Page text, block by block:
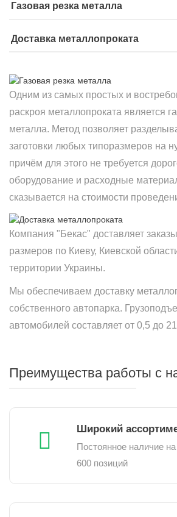
Газовая резка металла
Доставка металлопроката
Одним из самых простых и
раскроя металлопроката является
металла. Метод позволяет
заготовки любых типоразмеров на
причём для этого не требуется
оборудование и расходные
сказывается на стоимости
Компания "Бекас" доставляет
размеров по Киеву, Киевской
территории Украины.
Мы обеспечиваем доставку
собственного автопарка.
автомобилей составляет от 0,5 до
Преимущества работы с
Широкий
Постоянное наличие
600 позиций